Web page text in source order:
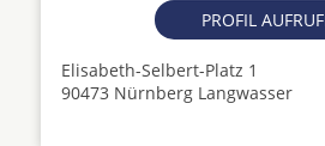
PROFIL
Elisabeth-Selbert-Platz 1
90473 Nürnberg Langwasser